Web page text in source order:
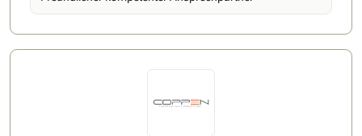
innerhalb kürzestter Zeit installieren. Eine umfassende
Beratung gehört hier natürlich ebenso zu unserem Konzept